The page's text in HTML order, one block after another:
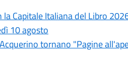
Capitale Italiana del Libro
10 agosto
tornano "Pagine